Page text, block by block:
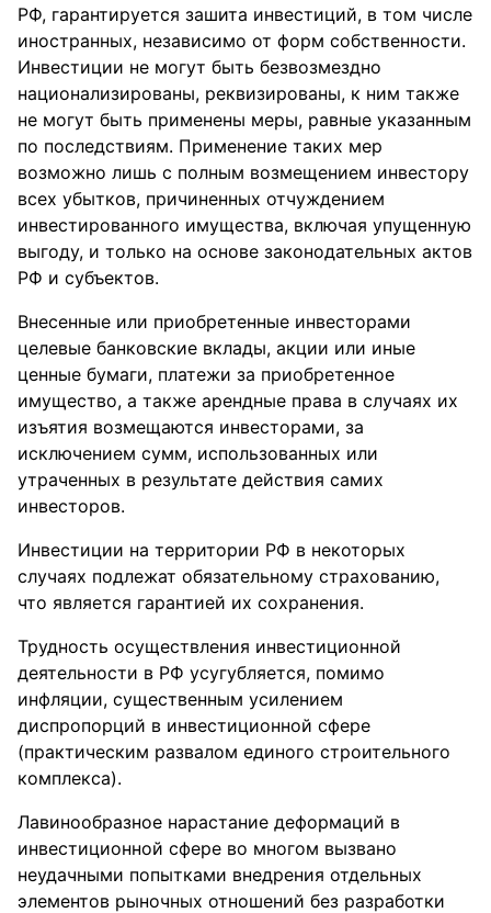
РФ, гарантируется зашита инвестиций, в том числе
иностранных, независимо от форм собственности.
Инвестиции не могут быть безвозмездно
национализированы, реквизированы, к ним также
не могут быть применены меры, равные указанным
по последствиям. Применение таких мер
возможно лишь с полным возмещением инвестору
всех убытков, причиненных отчуждением
инвестированного имущества, включая упущенную
выгоду, и только на основе законодательных актов
РФ и субъектов.
Внесенные или приобретенные инвесторами
целевые банковские вклады, акции или иные
ценные бумаги, платежи за приобретенное
имущество, а также арендные права в случаях их
изъятия возмещаются инвесторами, за
исключением сумм, использованных или
утраченных в результате действия самих
инвесторов.
Инвестиции на территории РФ в некоторых
случаях подлежат обязательному страхованию,
что является гарантией их сохранения.
Трудность осуществления инвестиционной
деятельности в РФ усугубляется, помимо
инфляции, существенным усилением
диспропорций в инвестиционной сфере
(практическим развалом единого строительного
комплекса).
Лавинообразное нарастание деформаций в
инвестиционной сфере во многом вызвано
неудачными попытками внедрения отдельных
элементов рыночных отношений без разработки